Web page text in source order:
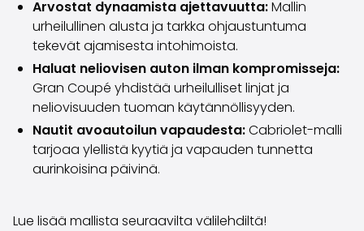
Myy autosi
Myy autosi
Myy yrityksen auto
Artikkeleita auton myyntiin liittyen
Muista nämä kun myyt auton!
Miten säilytän autoni arvon?
Tuotteet ja palvelut
Autoilun lisäpalvelut
SakaVarma
Kotiintoimitus
Arvostat dynaamista ajettavuutta:Mallin
urheilullinen alusta ja tarkka ohjaustuntuma
tekevät ajamisesta intohimoista.
Haluat neliovisen auton ilman kompromisseja:
Gran Coupé yhdistää urheilulliset linjat ja
neliovisuuden tuoman käytännöllisyyden.
Nautit avoautoilun vapaudesta:Cabriolet-malli
tarjoaa ylellistä kyytiä ja vapauden tunnetta
aurinkoisina päivinä.
Lue lisää mallista seuraavilta välilehdiltä!